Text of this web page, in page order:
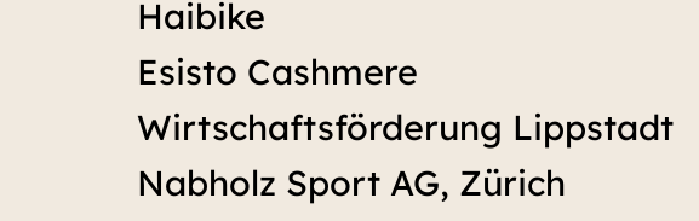
Haibike
Esisto Cashmere
Wirtschaftsförderung Lippstadt
Nabholz Sport AG, Zürich